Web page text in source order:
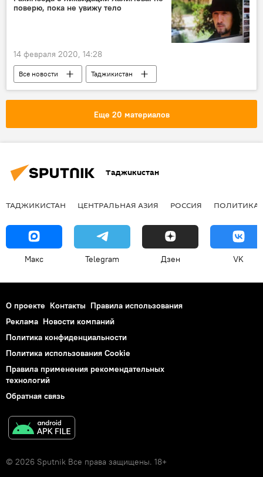
поверю, пока не увижу тело
14 февраля 2020, 14:28
Все новости
Таджикистан
Гулмурод Халимов
смерть известных людей
Еще 20 материалов
Таджикистан
ТАДЖИКИСТАН ЦЕНТРАЛЬНАЯ АЗИЯ РОССИЯ ПОЛИТИКА
Макс Telegram Дзен VK
О проекте Контакты Правила использования
Реклама Новости компаний
Политика конфиденциальности
Политика использования Cookie
Правила применения рекомендательных
технологий
Обратная связь
© 2026 Sputnik Все права защищены. 18+